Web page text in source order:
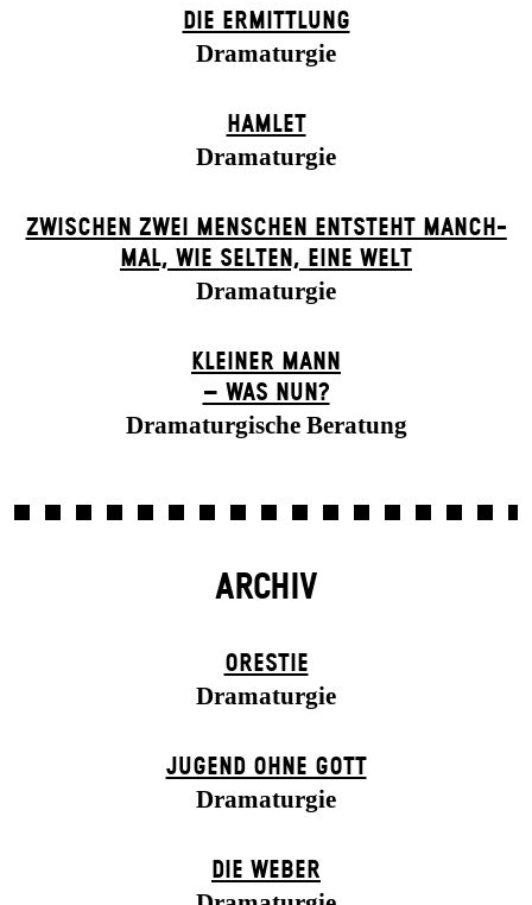
DIE ERMITTLUNG
Dramaturgie
HAMLET
Dramaturgie
ZWISCHEN ZWEI MENSCHEN ENT­STEHT MANCH­
MAL, WIE SELTEN, EINE WELT
Dramaturgie
KLEINER MANN
– WAS NUN?
Dramaturgische Beratung
ARCHIV
ORESTIE
Dramaturgie
JUGEND OHNE GOTT
Dramaturgie
DIE WEBER